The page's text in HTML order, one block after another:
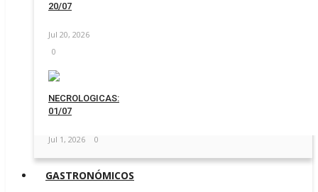
20/07
Jul 20, 2026
0
NECROLOGICAS:
01/07
Jul 1, 2026 0
GASTRONÓMICOS